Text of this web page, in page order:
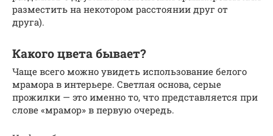
разместить на некотором расстоянии друг от
друга).
Какого цвета бывает?
Чаще всего можно увидеть использование белого
мрамора в интерьере. Светлая основа, серые
прожилки — это именно то, что представляется при
слове «мрамор» в первую очередь.